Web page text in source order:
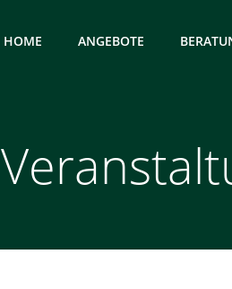
HOME ANGEBOTE